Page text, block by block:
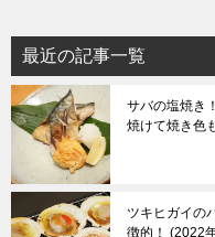
最近の記事一覧
サバの塩焼き
焼けて焼き色
ツキヒガイの
徴的！
2022